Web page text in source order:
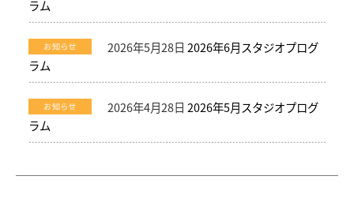
ラム
2026年5月28日 2026年6月スタジオプログ
ラム
2026年4月28日 2026年5月スタジオプログ
ラム